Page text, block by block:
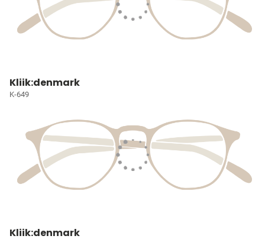
Kliik:denmark
K-649
Kliik:denmark